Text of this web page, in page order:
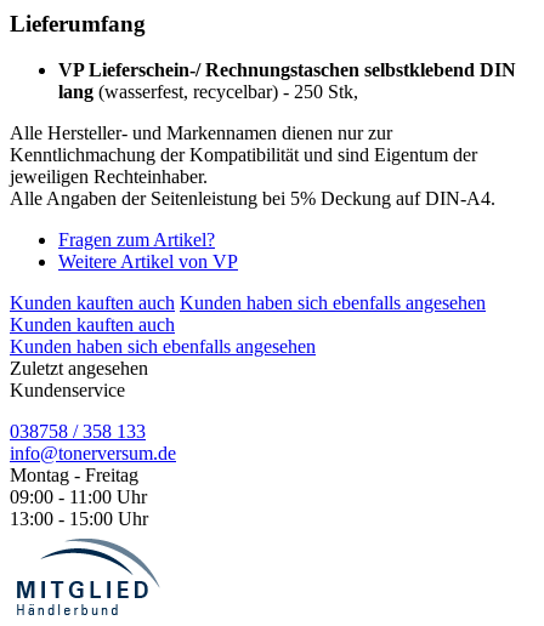
Lieferumfang
VP Lieferschein-/ Rechnungstaschen selbstklebend DIN
lang (wasserfest, recycelbar) - 250 Stk,
Alle Hersteller- und Markennamen dienen nur zur
Kenntlichmachung der Kompatibilität und sind Eigentum der
jeweiligen Rechteinhaber.
Alle Angaben der Seitenleistung bei 5% Deckung auf DIN-A4.
Fragen zum Artikel?
Weitere Artikel von VP
Kunden kauften auch Kunden haben sich ebenfalls angesehen
Kunden kauften auch
Kunden haben sich ebenfalls angesehen
Zuletzt angesehen
Kundenservice
038758 / 358 133
info@tonerversum.de
Montag - Freitag
09:00 - 11:00 Uhr
13:00 - 15:00 Uhr